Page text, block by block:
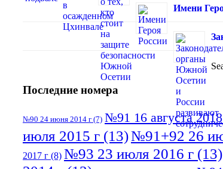
Имени
Последние номера
№90 24 июня 2014 г (7) №91 16 августа
июля 2015 г (13)№91+92 26
2017 г (8) №93 23 июля 2016 г (13)